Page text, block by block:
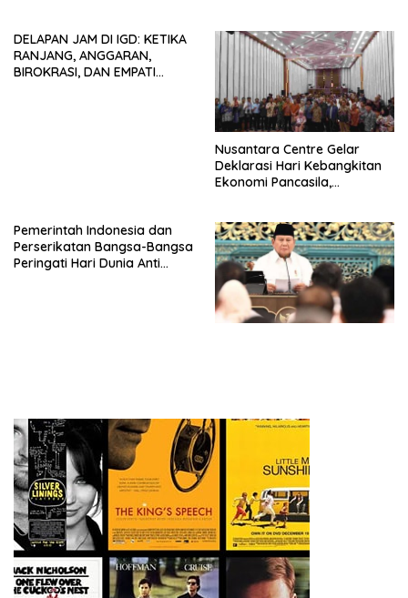
Siapapun
DELAPAN JAM DI IGD: KETIKA
RANJANG, ANGGARAN,
BIROKRASI, DAN EMPATI
Nusantara Centre Gelar
Deklarasi Hari Kebangkitan
Ekonomi Pancasila,
Penjajahan (Pergolakan
Ekonomi Politik Indonesia) &
Simposium Nasional “Urgensi
Undang-Undang
Perekonomian Nasional dan
Kesejahteraan Sosial dalam
Pemerintah Indonesia dan
Perserikatan Bangsa-Bangsa
Peringati Hari Dunia Anti